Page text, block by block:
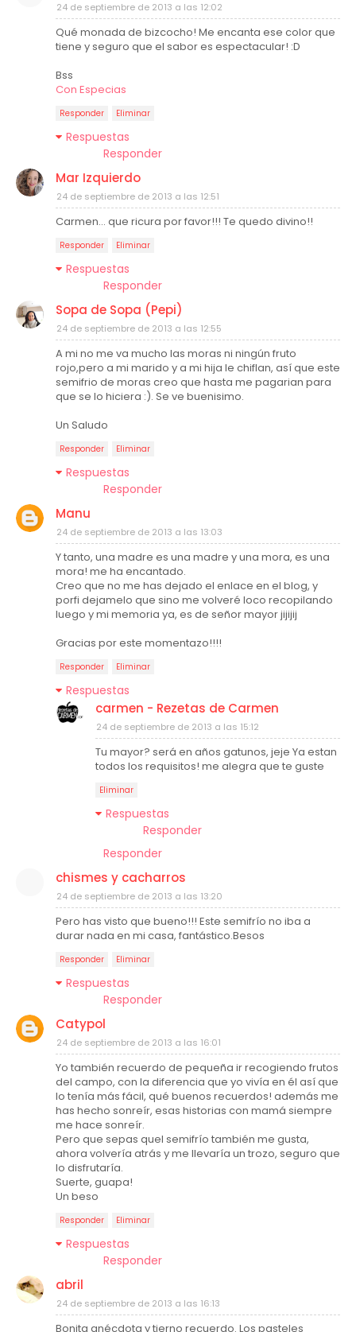
24 de septiembre de 2013 a las 12:02
Qué monada de bizcocho! Me encanta ese color que
tiene y seguro que el sabor es espectacular! :D
Bss
Con Especias
Responder Eliminar
Respuestas
Responder
Mar Izquierdo
24 de septiembre de 2013 a las 12:51
Carmen... que ricura por favor!!! Te quedo divino!!
Responder Eliminar
Respuestas
Responder
Sopa de Sopa (Pepi)
24 de septiembre de 2013 a las 12:55
A mi no me va mucho las moras ni ningún fruto
rojo,pero a mi marido y a mi hija le chiflan, así que este
semifrio de moras creo que hasta me pagarian para
que se lo hiciera :). Se ve buenisimo.
Un Saludo
Responder Eliminar
Respuestas
Responder
Manu
24 de septiembre de 2013 a las 13:03
Y tanto, una madre es una madre y una mora, es una
mora! me ha encantado.
Creo que no me has dejado el enlace en el blog, y
porfi dejamelo que sino me volveré loco recopilando
luego y mi memoria ya, es de señor mayor jijijij
Gracias por este momentazo!!!!
Responder Eliminar
Respuestas
carmen - Rezetas de Carmen
24 de septiembre de 2013 a las 15:12
Tu mayor? será en años gatunos, jeje Ya estan
todos los requisitos! me alegra que te guste
Eliminar
Respuestas
Responder
Responder
chismes y cacharros
24 de septiembre de 2013 a las 13:20
Pero has visto que bueno!!! Este semifrío no iba a
durar nada en mi casa, fantástico.Besos
Responder Eliminar
Respuestas
Responder
Catypol
24 de septiembre de 2013 a las 16:01
Yo también recuerdo de pequeña ir recogiendo frutos
del campo, con la diferencia que yo vivía en él así que
lo tenía más fácil, qué buenos recuerdos! además me
has hecho sonreír, esas historias con mamá siempre
me hace sonreír.
Pero que sepas quel semifrío también me gusta,
ahora volvería atrás y me llevaría un trozo, seguro que
lo disfrutaría.
Suerte, guapa!
Un beso
Responder Eliminar
Respuestas
Responder
abril
24 de septiembre de 2013 a las 16:13
Bonita anécdota y tierno recuerdo. Los pasteles